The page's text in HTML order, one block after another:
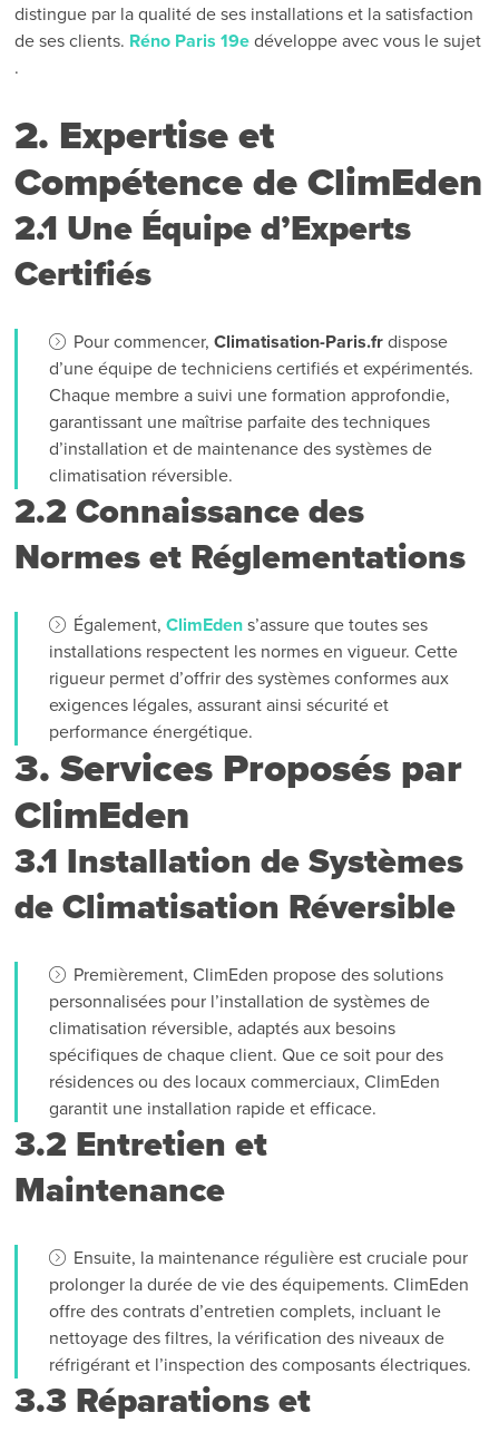
distingue par la qualité de ses installations et la satisfaction
de ses clients. Réno Paris 19e développe avec vous le sujet
.
2. Expertise et
Compétence de ClimEden
2.1 Une Équipe d’Experts
Certifiés
Pour commencer,Climatisation-Paris.fr dispose
d’une équipe de techniciens certifiés et expérimentés.
Chaque membre a suivi une formation approfondie,
garantissant une maîtrise parfaite des techniques
d’installation et de maintenance des systèmes de
climatisation réversible.
2.2 Connaissance des
Normes et Réglementations
Également,ClimEden s’assure que toutes ses
installations respectent les normes en vigueur. Cette
rigueur permet d’offrir des systèmes conformes aux
exigences légales, assurant ainsi sécurité et
performance énergétique.
3. Services Proposés par
ClimEden
3.1 Installation de Systèmes
de Climatisation Réversible
Premièrement, ClimEden propose des solutions
personnalisées pour l’installation de systèmes de
climatisation réversible, adaptés aux besoins
spécifiques de chaque client. Que ce soit pour des
résidences ou des locaux commerciaux, ClimEden
garantit une installation rapide et efficace.
3.2 Entretien et
Maintenance
Ensuite, la maintenance régulière est cruciale pour
prolonger la durée de vie des équipements. ClimEden
offre des contrats d’entretien complets, incluant le
nettoyage des filtres, la vérification des niveaux de
réfrigérant et l’inspection des composants électriques.
3.3 Réparations et